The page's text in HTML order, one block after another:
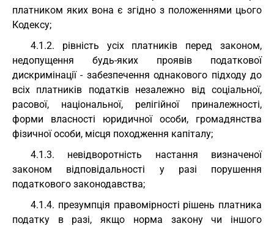
платником яких вона є згідно з положеннями цього
Кодексу;
4.1.2. рівність усіх платників перед законом,
недопущення будь-яких проявів податкової
дискримінації - забезпечення однакового підходу до
всіх платників податків незалежно від соціальної,
расової, національної, релігійної приналежності,
форми власності юридичної особи, громадянства
фізичної особи, місця походження капіталу;
4.1.3. невідворотність настання визначеної
законом відповідальності у разі порушення
податкового законодавства;
4.1.4. презумпція правомірності рішень платника
податку в разі, якщо норма закону чи іншого